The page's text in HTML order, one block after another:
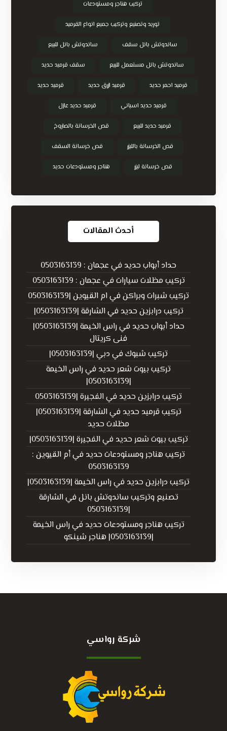
تركيب هناجر ومستودعات
توريد وتصنيع وتركيب جميع انواع القرميد
ساندوتش بانل سقف ساندوتش بانل للبيع
ساندوتش بانل مستعمل للبيع سقف قرميد حديد
قرميد احمر حديد قرميد ازرق حديد قرميد حديد
قرميد حديد اسباني قرميد حديد عازل
قرميد حديد للبيع قص الخرسانة بالصاروخ
قص الخرسانة بالليزر قص خرسانة السقف
قص خرسانة ليزر هناجر ومستودعات حديد
أحدث المقالات
حداد أبواب حديد في عجمان : 0503163139
تركيب مظلات سيارات في عجمان : 0503163139
تركيب شبرات وبراكن في ام القيوين |0503163139
تركيب درابزين حديد في الشارقة |0503163139|
حداد أبواب حديد في راس الخيمة |0503163139|
فنى كريتال
تركيب شبوك في دبي |0503163139|
تركيب بيوت شعر حديد في راس الخيمة
|0503163139|
تركيب درابزين حديد في الفجيرة |0503163139
تركيب قرميد حديد في الشارقة |0503163139|
مظلات حديد
تركيب بيوت شعر حديد في الفجيرة |0503163139|
تركيب هناجر ومستودعات حديد في أم القيوين :
0503163139
تركيب درابزين حديد في راس الخيمة |0503163139|
تصنيع وتركيب ساندوتش بانل في الشارقة
|0503163139
تركيب هناجر ومستودعات حديد في راس الخيمة
|0503163139| هناجر شينكو
شركة رواسي